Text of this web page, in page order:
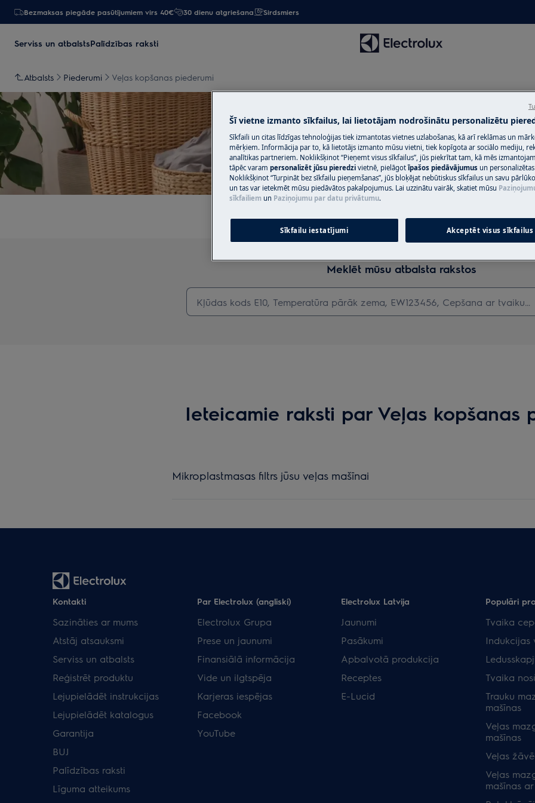
Bezmaksas piegāde pasūtījumiem virs 40€ 30 dienu atgriešana Sirdsmiers
Serviss un atbalstsPalīdzības raksti
Atbalsts Piederumi Veļas kopšanas piederumi
Atbalsts Veļas kopšanas
Meklēt mūsu atbalsta rakstos
Ieteicamie raksti par Veļas kopšanas
Mikroplastmasas filtrs jūsu veļas mašīnai
Kontakti
Sazināties ar mums
Atstāj atsauksmi
Serviss un atbalsts
Reģistrēt produktu
Lejupielādēt instrukcijas
Lejupielādēt katalogus
Garantija
BUJ
Palīdzības raksti
Līguma atteikums
Par Electrolux (angliski)
Electrolux Grupa
Prese un jaunumi
Finansiālā informācija
Vide un ilgtspēja
Karjeras iespējas
Facebook
YouTube
Electrolux Latvija
Jaunumi
Pasākumi
Apbalvotā produkcija
Receptes
E-Lucid
Populāri
Tvaika
Indukcijas
Tvaika
Trauku
mašīnas
Veļas
mašīnas
Veļas
Veļas
mašīnas
Šī vietne izmanto sīkfailus, lai lietotājam nodrošinātu personalizētu
Sīkfaili un citas līdzīgas tehnoloģijas tiek izmantotas vietnes uzlabošanas, kā arī reklāmas un
mērķiem. Informācija par to, kā lietotājs izmanto mūsu vietni, tiek kopīgota ar sociālo mediju,
analītikas partneriem. Noklikšķinot “Pieņemt visus sīkfailus”, jūs piekrītat tam, kā mēs
tāpēc varam personalizēt jūsu pieredzi vietnē, pielāgotīpašos piedāvājumus un
Noklikšķinot “Turpināt bez sīkfailu pieņemšanas”, jūs bloķējat nebūtiskus sīkfailus un savu
un tas var ietekmēt mūsu piedāvātos pakalpojumus. Lai uzzinātu vairāk, skatiet mūsu
sīkfailiem un Paziņojumu par datu privātumu.
Sīkfailu iestatījumi Akceptēt visus sīkfailus